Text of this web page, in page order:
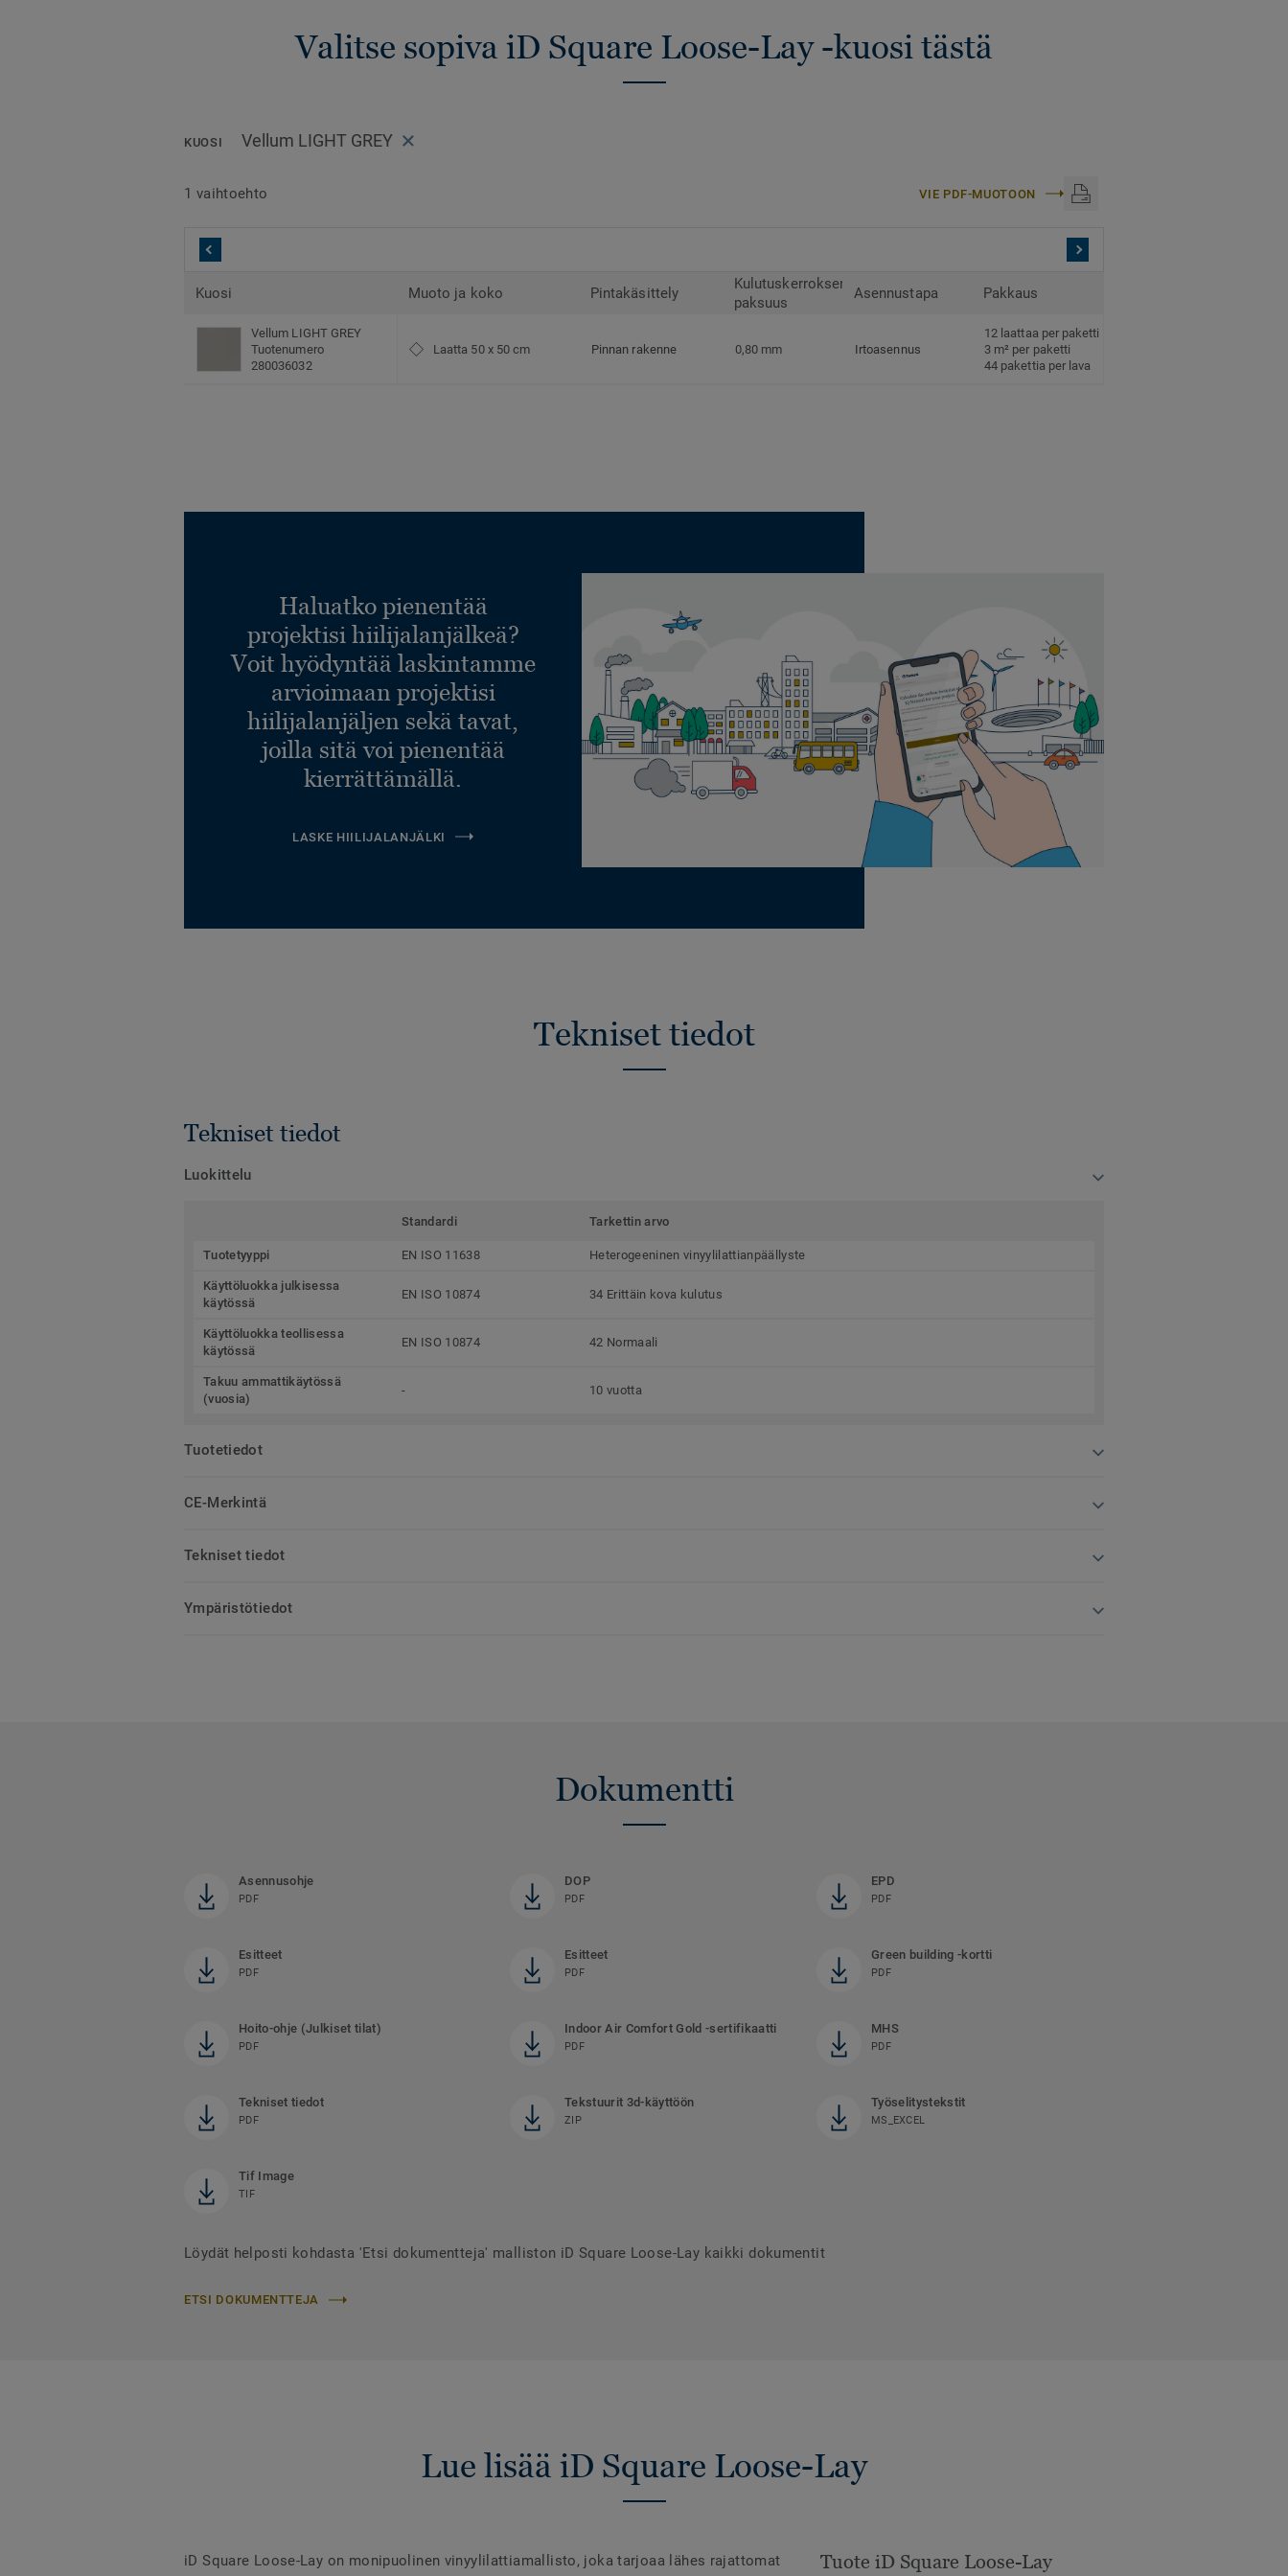
Valitse sopiva iD Square Loose-Lay -kuosi tästä
KUOSI Vellum LIGHT GREY
1 vaihtoehto VIE PDF-MUOTOON
Kuosi Muoto ja koko Pintakäsittely
Kulutuskerroksen
paksuus
Asennustapa Pakkaus
Vellum LIGHT GREY
Tuotenumero
280036032
Laatta 50 x 50 cm Pinnan rakenne 0,80 mm Irtoasennus
12 laattaa per paketti
3 m² per paketti
44 pakettia per lava
Haluatko pienentää
projektisi hiilijalanjälkeä?
Voit hyödyntää laskintamme
arvioimaan projektisi
hiilijalanjäljen sekä tavat,
joilla sitä voi pienentää
kierrättämällä.
LASKE HIILIJALANJÄLKI
Tekniset tiedot
Tekniset tiedot
Luokittelu
Standardi Tarkettin arvo
Tuotetyyppi EN ISO 11638 Heterogeeninen vinyylilattianpäällyste
Käyttöluokka julkisessa
käytössä
EN ISO 10874 34 Erittäin kova kulutus
Käyttöluokka teollisessa
käytössä
EN ISO 10874 42 Normaali
Takuu ammattikäytössä
(vuosia)
- 10 vuotta
Tuotetiedot
CE-Merkintä
Tekniset tiedot
Ympäristötiedot
Dokumentti
Asennusohje
PDF
DOP
PDF
EPD
PDF
Esitteet
PDF
Esitteet
PDF
Green building -kortti
PDF
Hoito-ohje (Julkiset tilat)
PDF
Indoor Air Comfort Gold -sertifikaatti
PDF
MHS
PDF
Tekniset tiedot
PDF
Tekstuurit 3d-käyttöön
ZIP
Työselitystekstit
MS_EXCEL
Tif Image
TIF
Löydät helposti kohdasta 'Etsi dokumentteja' malliston iD Square Loose-Lay kaikki dokumentit
ETSI DOKUMENTTEJA
Lue lisää iD Square Loose-Lay
iD Square Loose-Lay on monipuolinen vinyylilattiamallisto, joka tarjoaa lähes rajattomat
Tuote iD Square Loose-Lay